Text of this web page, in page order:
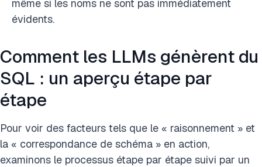
même si les noms ne sont pas immédiatement
évidents.
Comment les LLMs génèrent du
SQL : un aperçu étape par
étape
Pour voir des facteurs tels que le « raisonnement » et
la « correspondance de schéma » en action,
examinons le processus étape par étape suivi par un